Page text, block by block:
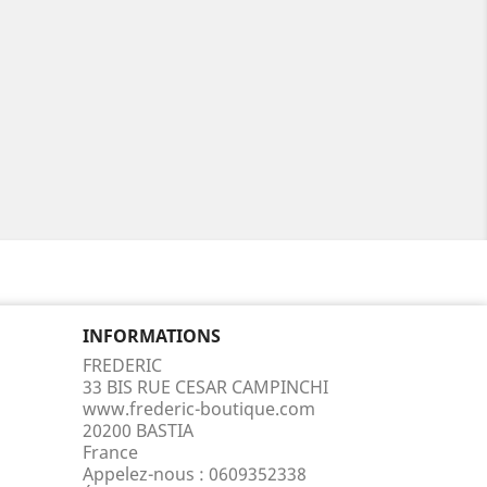
INFORMATIONS
FREDERIC
33 BIS RUE CESAR CAMPINCHI
www.frederic-boutique.com
20200 BASTIA
France
Appelez-nous : 0609352338